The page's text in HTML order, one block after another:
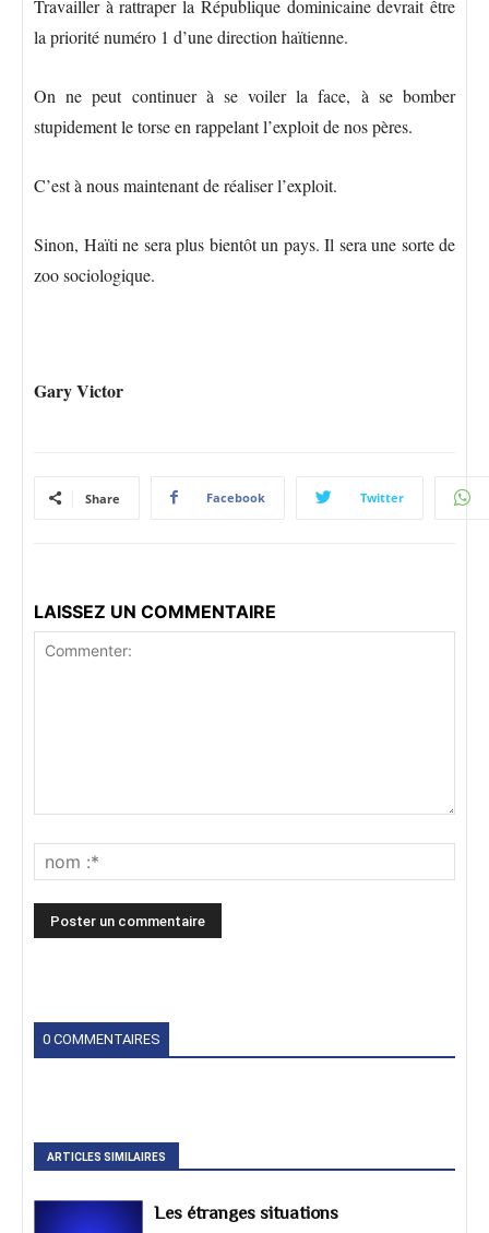
Travailler à rattraper la République dominicaine devrait être
la priorité numéro 1 d’une direction haïtienne.
On ne peut continuer à se voiler la face, à se bomber
stupidement le torse en rappelant l’exploit de nos pères.
C’est à nous maintenant de réaliser l’exploit.
Sinon, Haïti ne sera plus bientôt un pays. Il sera une sorte de
zoo sociologique.
Gary Victor
Share Facebook Twitter
LAISSEZ UN COMMENTAIRE
0 COMMENTAIRES
ARTICLES SIMILAIRES
Les étranges situations